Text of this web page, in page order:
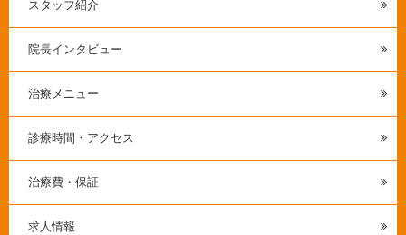
スタッフ紹介
院長インタビュー
治療メニュー
診療時間・アクセス
治療費・保証
求人情報